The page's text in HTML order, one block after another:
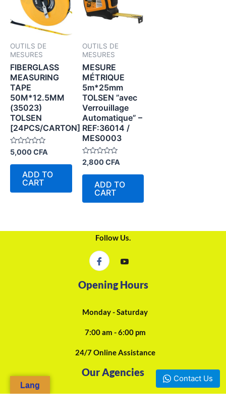
OUTILS DE
MESURES
FIBERGLASS
MEASURING
TAPE
50M*12.5MM
(35023)
TOLSEN
[24PCS/CARTON]
Rated
out
5,000CFA
ADD TO
CART
OUTILS DE
MESURES
MESURE
MÉTRIQUE
5m*25mm
TOLSEN ”avec
Verrouillage
Automatique” –
REF:36014 /
MES0003
Rated
out
2,800CFA
ADD TO
CART
Follow Us.
Opening Hours
Monday - Saturday
7:00 am - 6:00 pm
24/7 Online Assistance
Our Agencies
Lang
Contact Us